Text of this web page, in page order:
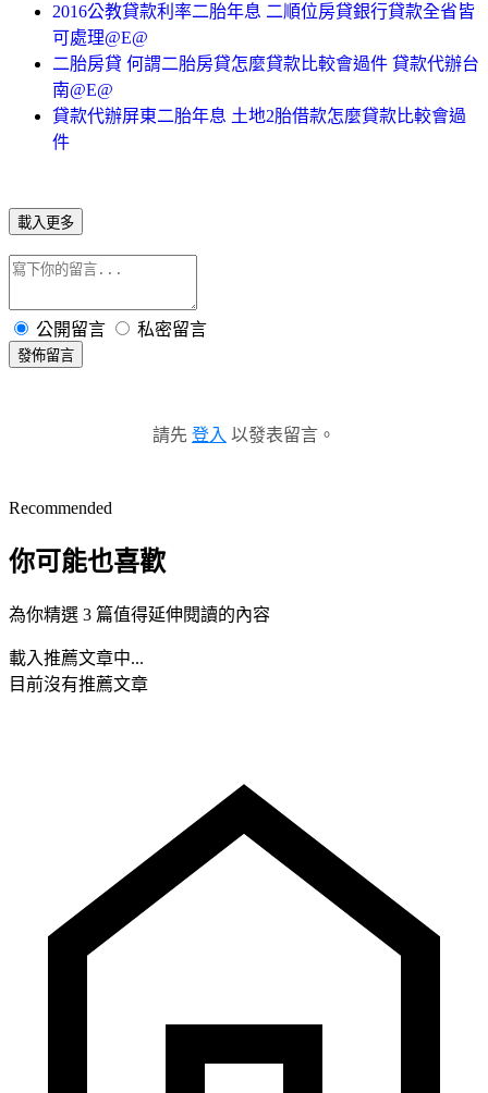
2016公教貸款利率二胎年息 二順位房貸銀行貸款全省皆
可處理@E@
二胎房貸 何謂二胎房貸怎麼貸款比較會過件 貸款代辦台
南@E@
貸款代辦屏東二胎年息 土地2胎借款怎麼貸款比較會過
件
載入更多
公開留言 私密留言
發佈留言
請先 登入 以發表留言。
Recommended
你可能也喜歡
為你精選 3 篇值得延伸閱讀的內容
載入推薦文章中...
目前沒有推薦文章